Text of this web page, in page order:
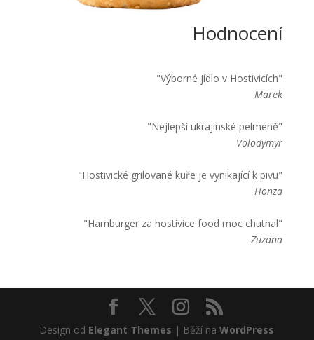
Hodnocení
"Výborné jídlo v Hostivicích"
Marek
"Nejlepší ukrajinské pelmeně"
Volodymyr
"Hostivické grilované kuře je vynikající k pivu"
Honza
"Hamburger za hostivice food moc chutnal"
Zuzana
Design od Elegant Themes | Běží naWordPress